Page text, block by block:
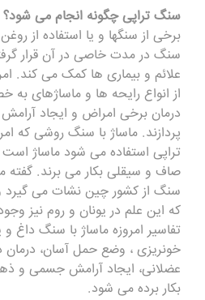
سنگ تراپی چگونه انجام می شود؟
برخی از سنگها و یا استفاده از
سنگ در مدت خاصی در آن قرار
علائم و بیماری ها کمک می کند.
از انواع رایحه ها و ماساژهای
درمان برخی امراض و ایجاد
پردازند. ماساژ با سنگ روشی که
تراپی استفاده می شود ماساژ
صاف و سیقلی بکار می برند. گفته
سنگ از کشور چین نشات می گیرد
که این علم در یونان و روم نیز
تفاسیر امروزه ماساژ با سنگ داغ و
خونریزی ، وضع حمل آسان، درمان
عضلانی، ایجاد آرامش جسمی و
بکار برده می شود.